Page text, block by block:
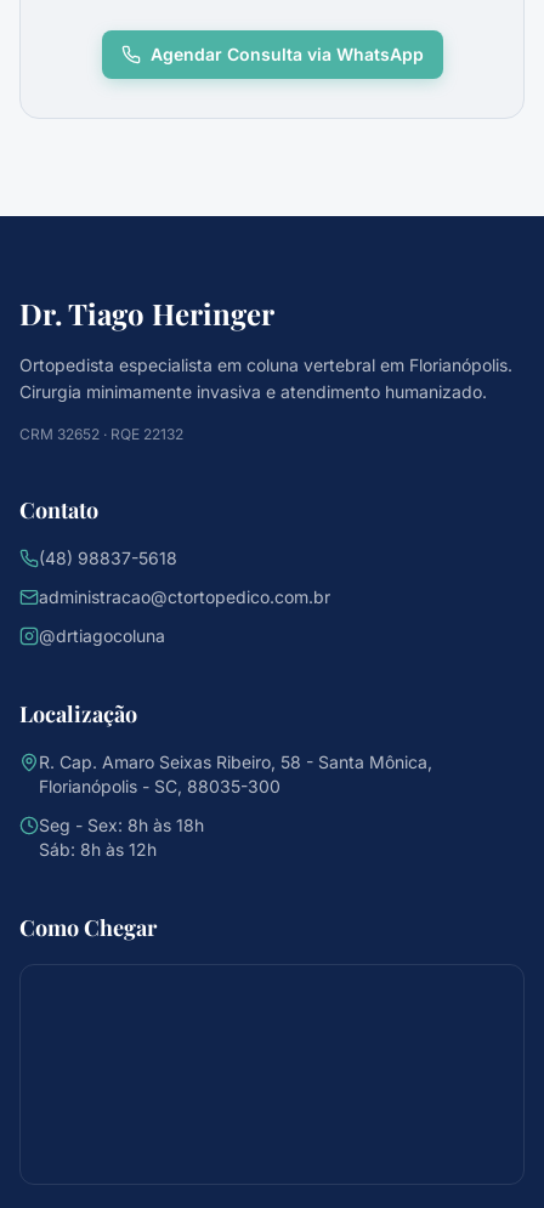
Agendar Consulta via WhatsApp
Dr. Tiago Heringer
Ortopedista especialista em coluna vertebral em Florianópolis.
Cirurgia minimamente invasiva e atendimento humanizado.
CRM 32652 · RQE 22132
Contato
(48) 98837-5618
administracao@ctortopedico.com.br
@drtiagocoluna
Localização
R. Cap. Amaro Seixas Ribeiro, 58 - Santa Mônica,
Florianópolis - SC, 88035-300
Seg - Sex: 8h às 18h
Sáb: 8h às 12h
Como Chegar